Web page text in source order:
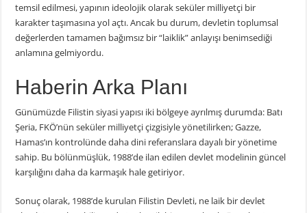
temsil edilmesi, yapının ideolojik olarak seküler milliyetçi bir
karakter taşımasına yol açtı. Ancak bu durum, devletin toplumsal
değerlerden tamamen bağımsız bir “laiklik” anlayışı benimsediği
anlamına gelmiyordu.
Haberin Arka Planı
Günümüzde Filistin siyasi yapısı iki bölgeye ayrılmış durumda: Batı
Şeria, FKÖ’nün seküler milliyetçi çizgisiyle yönetilirken; Gazze,
Hamas’ın kontrolünde daha dini referanslara dayalı bir yönetime
sahip. Bu bölünmüşlük, 1988’de ilan edilen devlet modelinin güncel
karşılığını daha da karmaşık hale getiriyor.
Sonuç olarak, 1988’de kurulan Filistin Devleti, ne laik bir devlet